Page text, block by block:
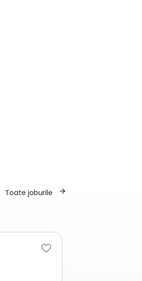
Toate joburile arrow_forward